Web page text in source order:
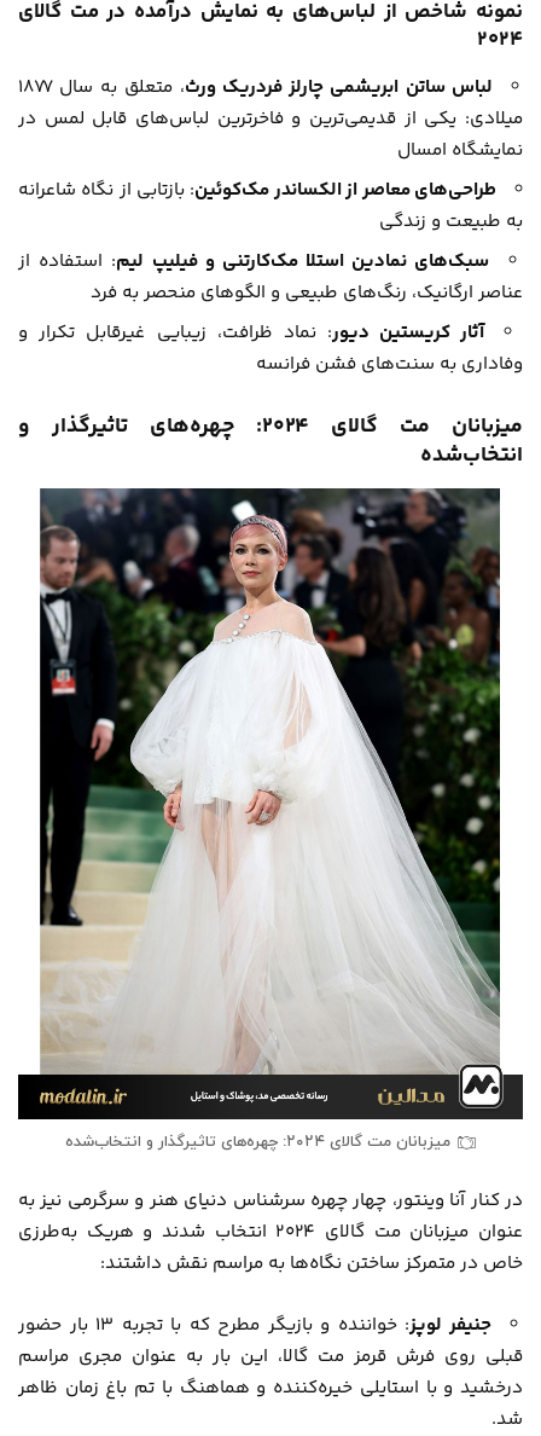
نمونه شاخص از لباس‌های به نمایش درآمده در مت گالای
۲۰۲۴
لباس ساتن ابریشمی چارلز فردریک ورث
، متعلق به سال ۱۸۷۷
میلادی: یکی از قدیمی‌ترین و فاخرترین لباس‌های قابل لمس در
نمایشگاه امسال
طراحی‌های معاصر از الکساندر مک‌کوئین: بازتابی از نگاه شاعرانه
به طبیعت و زندگی
سبک‌های نمادین استلا مک‌کارتنی و فیلیپ لیم: استفاده از
عناصر ارگانیک، رنگ‌های طبیعی و الگوهای منحصر به فرد
آثار کریستین دیور: نماد ظرافت، زیبایی غیرقابل تکرار و
وفاداری به سنت‌های فشن فرانسه
میزبانان مت گالای ۲۰۲۴: چهره‌های تاثیرگذار و
انتخاب‌شده
میزبانان مت گالای ۲۰۲۴: چهره‌های تاثیرگذار و انتخاب‌شده
در کنار آنا وینتور، چهار چهره سرشناس دنیای هنر و سرگرمی نیز به
عنوان میزبانان مت گالای ۲۰۲۴ انتخاب شدند و هریک به‌طرزی
خاص در متمرکز ساختن نگاه‌ها به مراسم نقش داشتند:
جنیفر لوپز
: خواننده و بازیگر مطرح که با تجربه ۱۳ بار حضور
قبلی روی فرش قرمز مت گالا، این بار به عنوان مجری مراسم
درخشید و با استایلی خیره‌کننده و هماهنگ با تم باغ زمان ظاهر
شد.